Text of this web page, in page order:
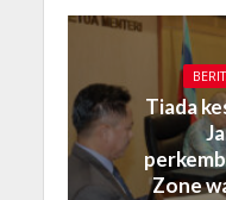
Tiada
Zone